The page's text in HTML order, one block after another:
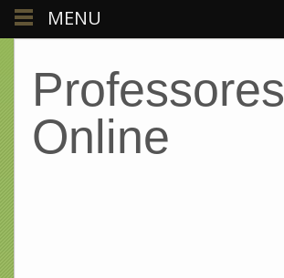
Professores
Online
MENU